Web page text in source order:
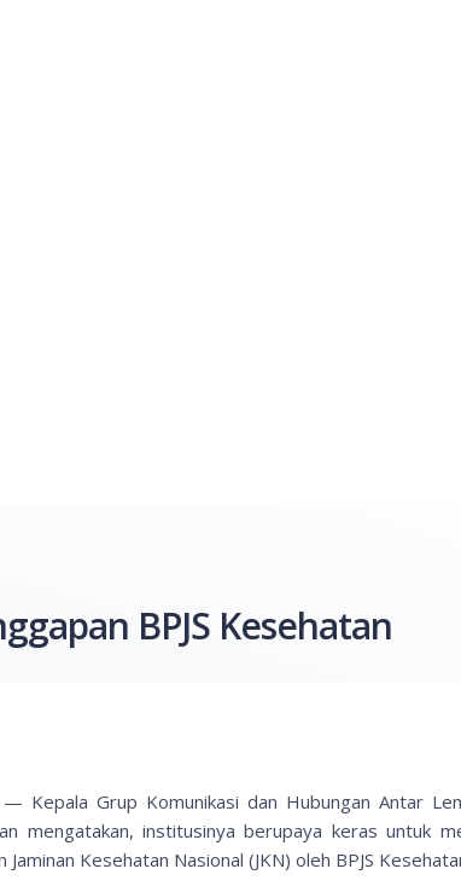
BPJS Kesehatan
Kepala Grup Komunikasi dan Hubungan Antar
mengatakan, institusinya berupaya keras untuk
Kesehatan Nasional (JKN) oleh BPJS